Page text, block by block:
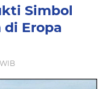
Simbol
Eropa